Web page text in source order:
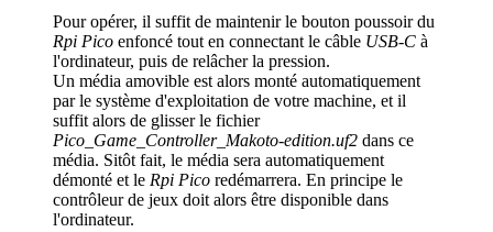
Pour opérer, il suffit de maintenir le bouton poussoir du
Rpi Pico enfoncé tout en connectant le câble USB-C à
l'ordinateur, puis de relâcher la pression.
Un média amovible est alors monté automatiquement
par le système d'exploitation de votre machine, et il
suffit alors de glisser le fichier
Pico_Game_Controller_Makoto-edition.uf2 dans ce
média. Sitôt fait, le média sera automatiquement
démonté et le Rpi Pico redémarrera. En principe le
contrôleur de jeux doit alors être disponible dans
l'ordinateur.